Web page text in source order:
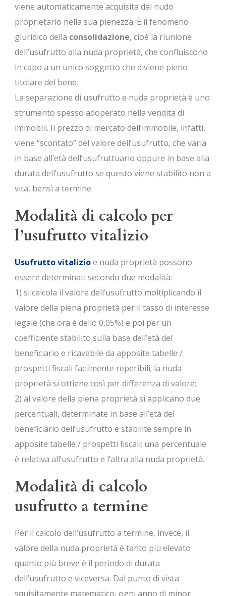
viene automaticamente acquisita dal nudo
proprietario nella sua pienezza. È il fenomeno
giuridico della consolidazione, cioè la riunione
dell’usufrutto alla nuda proprietà, che confluiscono
in capo a un unico soggetto che diviene pieno
titolare del bene.
La separazione di usufrutto e nuda proprietà è uno
strumento spesso adoperato nella vendita di
immobili. Il prezzo di mercato dell’immobile, infatti,
viene “scontato” del valore dell’usufrutto, che varia
in base all’età dell’usufruttuario oppure in base alla
durata dell’usufrutto se questo viene stabilito non a
vita, bensì a termine.
Modalità di calcolo per
l’usufrutto vitalizio
Usufrutto vitalizioe nuda proprietà possono
essere determinati secondo due modalità:
1) si calcola il valore dell’usufrutto moltiplicando il
valore della piena proprietà per il tasso di interesse
legale (che ora è dello 0,05%) e poi per un
coefficiente stabilito sulla base dell’età del
beneficiario e ricavabile da apposite tabelle /
prospetti fiscali facilmente reperibili; la nuda
proprietà si ottiene così per differenza di valore;
2) al valore della piena proprietà si applicano due
percentuali, determinate in base all’età del
beneficiario dell’usufrutto e stabilite sempre in
apposite tabelle / prospetti fiscali; una percentuale
è relativa all’usufrutto e l’altra alla nuda proprietà.
Modalità di calcolo
usufrutto a termine
Per il calcolo dell’usufrutto a termine, invece, il
valore della nuda proprietà è tanto più elevato
quanto più breve è il periodo di durata
dell’usufrutto e viceversa. Dal punto di vista
squisitamente matematico, ogni anno di minor